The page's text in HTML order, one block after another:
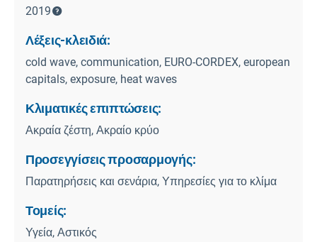
2019
Λέξεις-κλειδιά:
cold wave, communication, EURO-CORDEX, european
capitals, exposure, heat waves
Κλιματικές επιπτώσεις:
Ακραία ζέστη, Ακραίο κρύο
Προσεγγίσεις προσαρμογής:
Παρατηρήσεις και σενάρια, Υπηρεσίες για το κλίμα
Τομείς:
Υγεία, Αστικός